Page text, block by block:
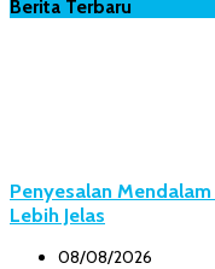
Berita Terbaru
Penyesalan
Lebih Jelas
08/08/2026